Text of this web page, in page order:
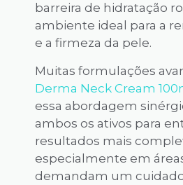
barreira de hidratação
ambiente ideal para a
e a firmeza da pele.
Muitas formulações
Derma Neck Cream
essa abordagem
ambos os ativos para
resultados mais
especialmente em
demandam um